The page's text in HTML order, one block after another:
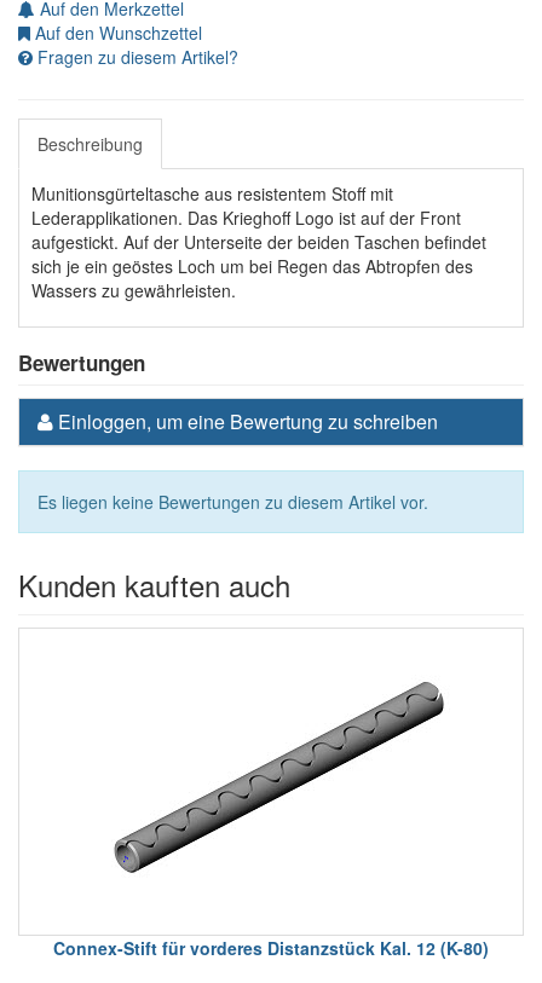
Auf den Merkzettel
Auf den Wunschzettel
Fragen zu diesem Artikel?
Beschreibung
Munitionsgürteltasche aus resistentem Stoff mit
Lederapplikationen. Das Krieghoff Logo ist auf der Front
aufgestickt. Auf der Unterseite der beiden Taschen befindet
sich je ein geöstes Loch um bei Regen das Abtropfen des
Wassers zu gewährleisten.
Bewertungen
Einloggen, um eine Bewertung zu schreiben
Es liegen keine Bewertungen zu diesem Artikel vor.
Kunden kauften auch
Connex-Stift für vorderes Distanzstück Kal. 12 (K-80)